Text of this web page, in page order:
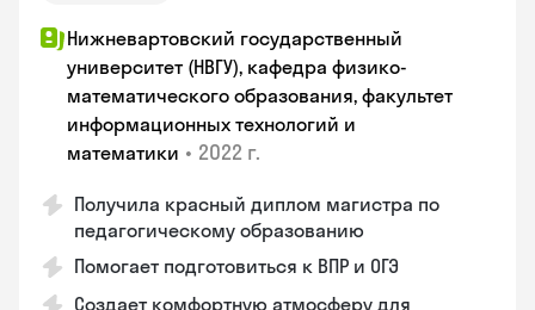
Нижневартовский государственный
университет (НВГУ), кафедра физико-
математического образования, факультет
информационных технологий и
математики • 2022 г.
Получила красный диплом магистра по
педагогическому образованию
Помогает подготовиться к ВПР и ОГЭ
Создает комфортную атмосферу для